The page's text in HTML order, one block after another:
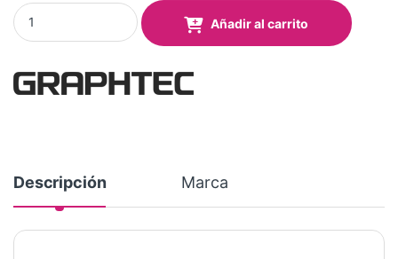
Cuchillas de corte CB15UA-K30-5 quantity
Añadir al carrito
Descripción Marca